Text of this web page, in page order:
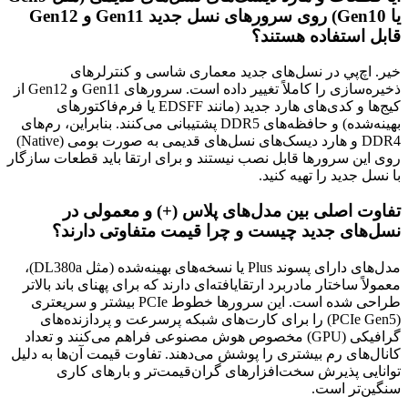
یا Gen10) روی سرورهای نسل جدید Gen11 و Gen12
قابل استفاده هستند؟
خیر. اچ‌پي در نسل‌های جدید معماری شاسی و کنترلرهای
ذخیره‌سازی را کاملاً تغییر داده است. سرورهای Gen11 و Gen12 از
کیج‌ها و کدی‌های هارد جدید (مانند EDSFF یا فرم‌فاکتورهای
بهینه‌شده) و حافظه‌های DDR5 پشتیبانی می‌کنند. بنابراین، رم‌های
DDR4 و هارد دیسک‌های نسل‌های قدیمی به صورت بومی (Native)
روی این سرورها قابل نصب نیستند و برای ارتقا باید قطعات سازگار
با نسل جدید را تهیه کنید.
تفاوت اصلی بین مدل‌های پلاس (+) و معمولی در
نسل‌های جدید چیست و چرا قیمت متفاوتی دارند؟
مدل‌های دارای پسوند Plus یا نسخه‌های بهینه‌شده (مثل DL380a)،
معمولاً ساختار مادربرد ارتقایافته‌ای دارند که برای پهنای باند بالاتر
طراحی شده است. این سرورها خطوط PCIe بیشتر و سریعتری
(PCIe Gen5) را برای کارت‌های شبکه پرسرعت و پردازنده‌های
گرافیکی (GPU) مخصوص هوش مصنوعی فراهم می‌کنند و تعداد
کانال‌های رم بیشتری را پوشش می‌دهند. تفاوت قیمت آن‌ها به دلیل
توانایی پذیرش سخت‌افزارهای گران‌قیمت‌تر و بارهای کاری
سنگین‌تر است.